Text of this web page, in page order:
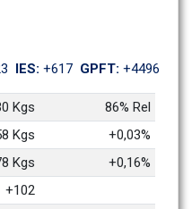
IES: +617 GPFT: +4496
Kgs
86% Rel
Kgs
+0,03%
Kgs
+0,16%
+102